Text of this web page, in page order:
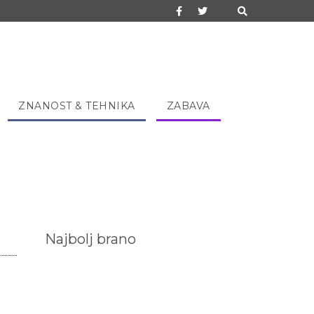
ZNANOST & TEHNIKA ZABAVA
Najbolj brano